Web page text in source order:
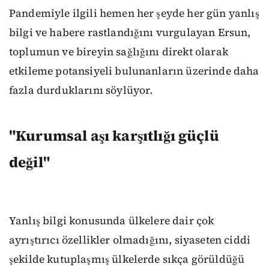
Pandemiyle ilgili hemen her şeyde her gün yanlış
bilgi ve habere rastlandığını vurgulayan Ersun,
toplumun ve bireyin sağlığını direkt olarak
etkileme potansiyeli bulunanların üzerinde daha
fazla durduklarını söylüyor.
"Kurumsal aşı karşıtlığı güçlü
değil"
Yanlış bilgi konusunda ülkelere dair çok
ayrıştırıcı özellikler olmadığını, siyaseten ciddi
şekilde kutuplaşmış ülkelerde sıkça görüldüğü